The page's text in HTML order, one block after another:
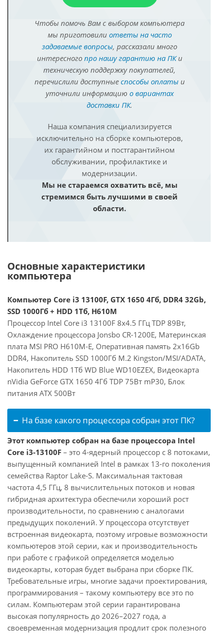
Чтобы помочь Вам с выбором компьютера
мы приготовили ответы на часто
задаваемые вопросы, рассказали много
интересного про нашу гарантию на ПКи
техническую поддержку покупателей,
перечислили доступные способы оплатыи
уточнили информацию о вариантах
доставки ПК.
Наша компания специализируется
исключительно на сборке компьютеров,
их гарантийном и постгарантийном
обслуживании, профилактике и
модернизации.
Мы не стараемся охватить всё, мы
стремимся быть лучшими в своей
области.
Основные характеристики
компьютера
Компьютер Core i3 13100F, GTX 1650 4Гб, DDR4 32Gb,
SSD 1000Гб + HDD 1Тб, H610M
Процессор Intel Core i3 13100F 8x4.5 ГГц TDP 89Вт,
Охлаждение процессора Jonsbo CR-1200E, Материнская
плата MSI PRO H610M-E, Оперативная память 2x16Gb
DDR4, Накопитель SSD 1000Гб M.2 Kingston/MSI/ADATA,
Накопитель HDD 1Тб WD Blue WD10EZEX, Видеокарта
nVidia GeForce GTX 1650 4Гб TDP 75Вт mP30, Блок
питания ATX 500Вт
На базе какого процессора собран этот ПК?
Этот компьютер собран на базе процессора Intel
Core i3-13100F – это 4-ядерный процессор с 8 потоками,
выпущенный компанией Intel в рамках 13-го поколения
семейства Raptor Lake-S. Максимальная тактовая
частота 4,5 ГГц, 8 вычислительных потоков и новая
гибридная архитектура обеспечили хороший рост
производительности, по сравнению с аналогами
предыдущих поколений. У процессора отсутствует
встроенная видеокарта, поэтому игровые возможности
компьютеров этой серии, как и производительность
при работе с графикой определяется моделью
видеокарты, которая будет выбрана при сборке ПК.
Требовательные игры, многие задачи проектирования,
программирования – такому компьютеру все это по
силам. Компьютерам этой серии гарантирована
высокая популярность до 2026–2027 года, а
своевременная модернизация продлит срок полезного